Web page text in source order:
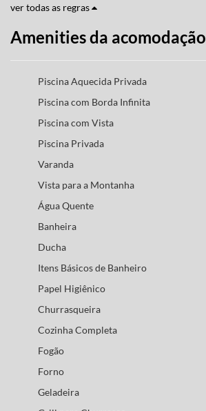
ver todas as regras
Amenities da acomodação
Piscina Aquecida Privada
Piscina com Borda Infinita
Piscina com Vista
Piscina Privada
Varanda
Vista para a Montanha
Água Quente
Banheira
Ducha
Itens Básicos de Banheiro
Papel Higiênico
Churrasqueira
Cozinha Completa
Fogão
Forno
Geladeira